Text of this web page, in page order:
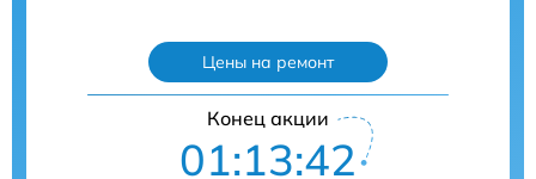
Цены на ремонт
Конец акции
01:13:41